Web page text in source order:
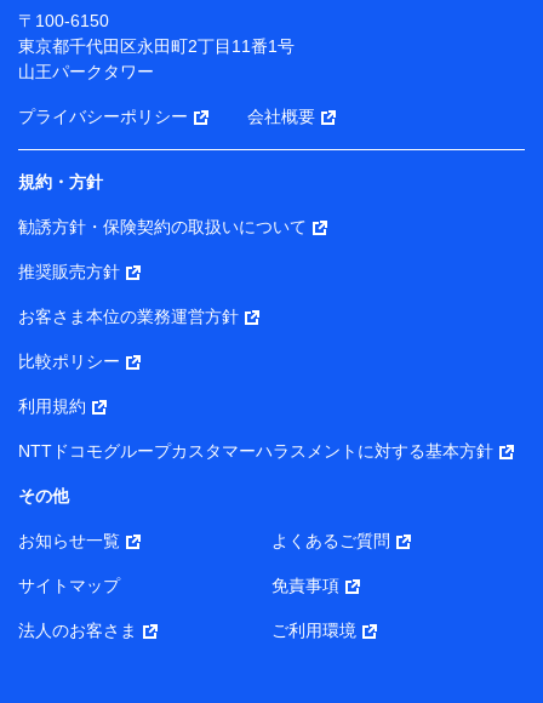
ため
（各サービスで取得したサービス利用履歴、ウェブサイ
トの閲覧履歴、購買履歴、ご契約内容等のパーソナルデ
ータを分析して、お客さまの趣味・嗜好・傾向に応じた
サービス・商品等に関するご提案や広告の配信等を行う
ことがあります。）
各種セミナーの開催のため
コンサルティングサービスの実施のため
アンケートやキャンペーン等の実施のため
上記に係る案内・手続き・管理等付帯業務を行うため
所・代表者名】
り）
株式会社NTTドコモ・フィナンシャルグループ 代表取締役
社長 廣井 孝史
東京都中央区日本橋人形町2-14-10 アーバンネット日本橋
株式会社ドコモ・インシュアランス 代表取締役社長 吉
村 忠義
また当社は、オンライン面談による保険のご相談にあたっ
〒100-6150
東京都千代田区永田町2丁目11番1号
山王パークタワー
プライバシーポリシー 会社概要
規約・方針
勧誘方針・保険契約の取扱いについて
推奨販売方針
お客さま本位の業務運営方針
比較ポリシー
利用規約
NTTドコモグループカスタマーハラスメントに対する基本方針
その他
お知らせ一覧 よくあるご質問
サイトマップ 免責事項
法人のお客さま ご利用環境